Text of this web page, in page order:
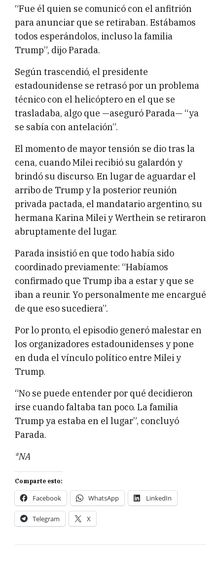
“Fue él quien se comunicó con el anfitrión
para anunciar que se retiraban. Estábamos
todos esperándolos, incluso la familia
Trump”, dijo Parada.
Según trascendió, el presidente
estadounidense se retrasó por un problema
técnico con el helicóptero en el que se
trasladaba, algo que —aseguró Parada— “ya
se sabía con antelación”.
El momento de mayor tensión se dio tras la
cena, cuando Milei recibió su galardón y
brindó su discurso. En lugar de aguardar el
arribo de Trump y la posterior reunión
privada pactada, el mandatario argentino, su
hermana Karina Milei y Werthein se retiraron
abruptamente del lugar.
Parada insistió en que todo había sido
coordinado previamente: “Habíamos
confirmado que Trump iba a estar y que se
iban a reunir. Yo personalmente me encargué
de que eso sucediera”.
Por lo pronto, el episodio generó malestar en
los organizadores estadounidenses y pone
en duda el vínculo político entre Milei y
Trump.
“No se puede entender por qué decidieron
irse cuando faltaba tan poco. La familia
Trump ya estaba en el lugar”, concluyó
Parada.
*NA
Comparte esto:
Facebook WhatsApp LinkedIn
Telegram X